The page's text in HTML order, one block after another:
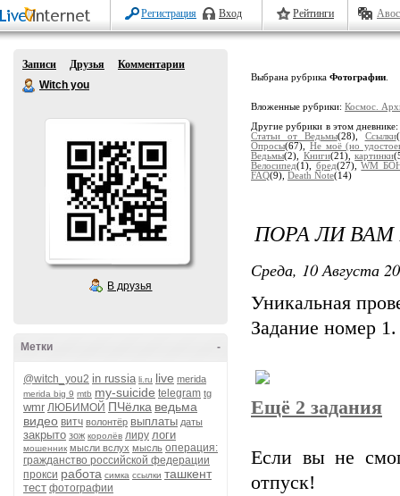
Регистрация Вход Рейтинги
Записи Друзья
Комментарии
Witch you
В друзья
-
Метки
@witch_you2 in russia li.ru live merida
merida big 9 mtb my-suicide telegram tg
wmr ЛЮБИМОЙ ПЧёлка ведьма
видео витч волонтёр выплаты даты
закрыто зож королёв лиру логи
мошенник мысли вслух мысль операция:
гражданство российской федерации
прокси работа симка ссылки ташкент
тест фотографии
Выбрана рубрика Фотографии
Вложенные рубрики: Космос.
Другие рубрики в этом
Статьи от Ведьмы(28), Ссылки
Опросы(67), Не моё (но
Ведьмы(2), Книги(21),картинки
Велосипед(1), бред(27),WM
FAQ(9), Death Note(14)
ПОРА ЛИ ВАМ
Среда, 10 Августа
Уникальная
Задание номер
Ещё 2 задания
Если вы не
отпуск!